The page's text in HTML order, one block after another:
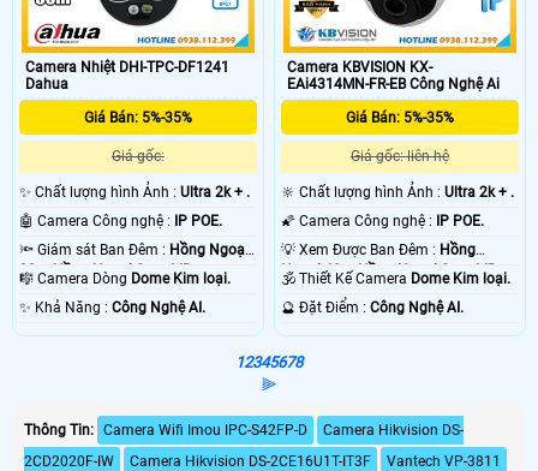
Camera Nhiệt DHI-TPC-DF1241
Dahua
Giá Bán: 5%-35%
Giá gốc:
✨ Chất lượng hình Ảnh : Ultra 2k + .
🤖️ Camera Công nghệ : IP POE.
🔦 Giám sát Ban Đêm : Hồng Ngoại
30m Hồng Ngoại Smart IR.
🎼️ Camera Dòng Dome Kim loại.
️✨ Khả Năng : Công Nghệ AI.
Camera KBVISION KX-
EAi4314MN-FR-EB Công Nghệ Ai
Giá Bán: 5%-35%
Giá gốc: liên hệ
🔆 Chất lượng hình Ảnh :Ultra 2k + .
🌠 Camera Công nghệ : IP POE.
💡 Xem Được Ban Đêm : Hồng
Ngoại 40m Hồng Ngoại Smart IR.
🕉️ Thiết Kế Camera Dome Kim loại.
️🔮 Đặt Điểm :Công Nghệ AI.
12345678
⫸
Thông Tin: Camera Wifi Imou IPC-S42FP-D
Camera Hikvision DS-
2CD2020F-IW
Camera Hikvision DS-2CE16U1T-IT3F
Vantech VP-3811